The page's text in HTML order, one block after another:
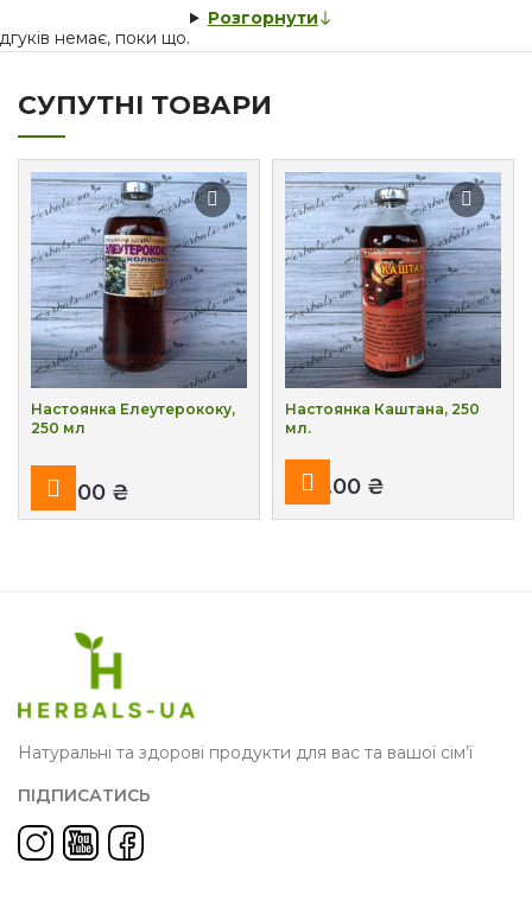
СУПУТНІ ТОВАРИ
Настоянка Елеутерококу,
250 мл
₴
Настоянка Каштана, 250
мл.
₴
немає, поки що.
Розгорнути
Натуральні та здорові продукти для вас та вашої сім’ї
ПІДПИСАТИСЬ